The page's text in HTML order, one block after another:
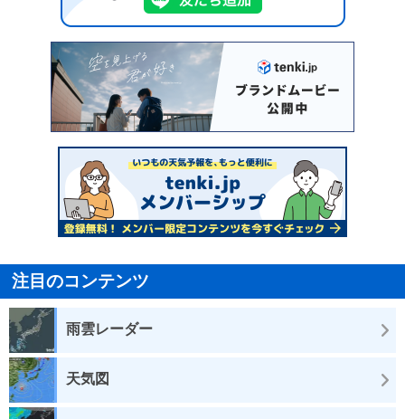
注目のコンテンツ
雨雲レーダー
天気図